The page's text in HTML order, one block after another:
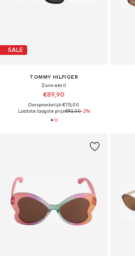
SALE
TOMMY HILFIGER
Zonnebril
€89,90
Oorspronkelijk: €115,00
Laatste laagste prijs:€92,00-2%